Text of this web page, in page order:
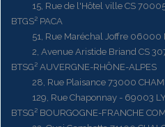
15, Rue de l'Hôtel ville CS 70005
BTGS² PACA
51, Rue Maréchal Joffre 06000
2, Avenue Aristide Briand CS
BTSG² AUVERGNE-RHÔNE-ALPES
28, Rue Plaisance 73000
129, Rue Chaponnay - 69003
BTSG² BOURGOGNE-FRANCHE